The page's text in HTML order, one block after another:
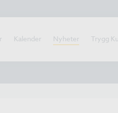
Kalender Nyheter Trygg